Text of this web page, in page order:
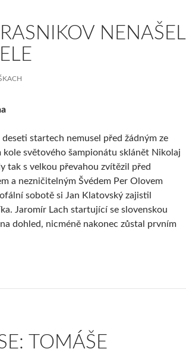
NENAŠEL
startech nemusel před žádným ze
světového šampionátu sklánět Nikolaj
tak s velkou převahou zvítězil před
a nezničitelným Švédem Per Olovem
sobotě si Jan Klatovský zajistil
Jaromír Lach startující se slovenskou
dohled, nicméně nakonec zůstal prvním
TOMÁŠE